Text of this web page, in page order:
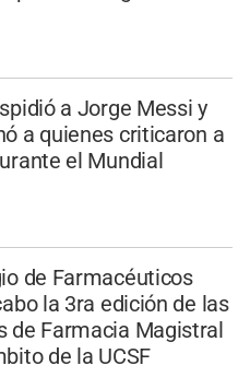
a Jorge Messi y
a quienes criticaron a
el Mundial
de Farmacéuticos
la 3ra edición de las
de Farmacia Magistral
de la UCSF